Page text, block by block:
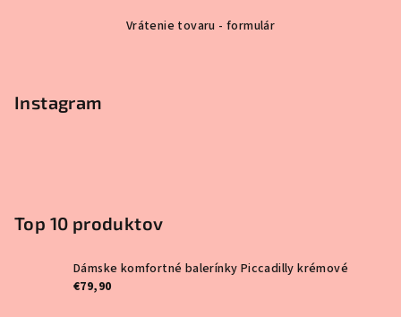
Vrátenie tovaru - formulár
Instagram
Top 10 produktov
Dámske komfortné balerínky Piccadilly krémové
€79,90